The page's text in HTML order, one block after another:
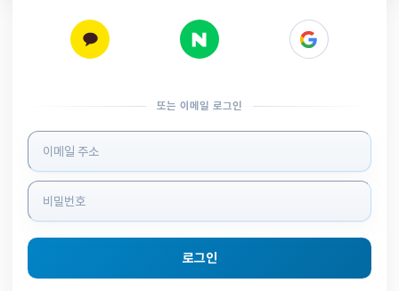
또는 이메일 로그인
로그인 정보 입력
로그인